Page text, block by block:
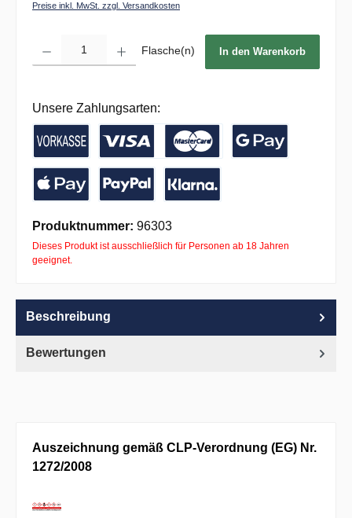
Preise inkl. MwSt. zzgl. Versandkosten
Flasche(n) In den Warenkorb
Unsere Zahlungsarten:
Vorkasse / Banküberweisung
Kreditkarte
Produktnummer: 96303
Dieses Produkt ist ausschließlich für Personen ab 18 Jahren
geeignet.
Beschreibung
Bewertungen
Auszeichnung gemäß CLP-Verordnung (EG) Nr.
1272/2008